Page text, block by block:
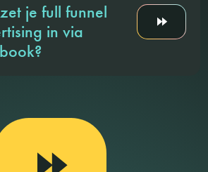
je full funnel
in via